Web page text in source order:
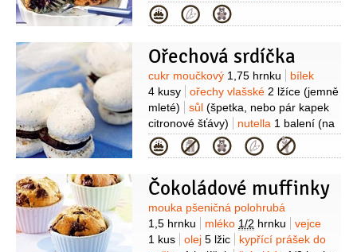
vymazání)
mouka pšeničná hrubá
(na vysypání)
sůl
borůvky
Na sníh: bílek2 kusy
cukr hnědý
1 lžíce
moučka kokosová
1/2
hrnku sůl
(špetka, nebo několik
kapek citronové šťávy)
Kategorie
Ořechová srdíčka
Suroviny
cukr moučkový 1,75 hrnku
bílek
4 kusy
ořechy vlašské 2 lžíce (jemně
mleté)
sůl (špetka, nebo pár kapek
citronové šťávy)
nutella 1 balení (na
slepení)
Kategorie
Čokoládové muffinky
Suroviny
mouka pšeničná polohrubá
1,5 hrnku
mléko 1/2 hrnku
vejce
1 kus
olej 5 lžic
kypřící prášek do